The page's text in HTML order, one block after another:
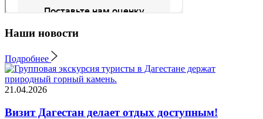
Наши новости
Подробнее
21.04.2026
Визит Дагестан делает отдых доступным!